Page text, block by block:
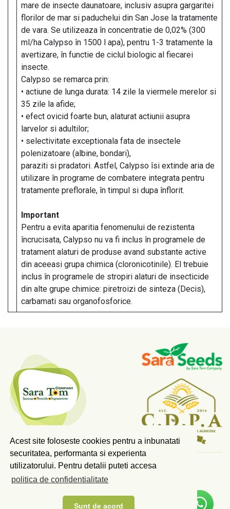
Acest site foloseste cookies pentru a inbunatati
securitatea, performanta si experienta
utilizatorului. Pentru detalii puteti accesa
politica de confidentialitate
Sunt de acord
mare de insecte daunatoare, inclusiv asupra gargaritei
florilor de mar si paduchelui din San Jose la tratamente
de vara. Se utilizeaza în concentratie de 0,02% (300
ml/ha Calypso în 1500 l apa), pentru 1-3 tratamente la
avertizare, în functie de ciclul biologic al fiecarei
insecte.
Calypso se remarca prin:
• actiune de lunga durata: 14 zile la viermele merelor si
35 zile la afide;
• efect ovicid foarte bun, alaturat actiunii asupra
larvelor si adultilor;
• selectivitate exceptionala fata de insectele
polenizatoare (albine, bondari),
paraziti si pradatori. Astfel, Calypso îsi extinde aria de
utilizare în programe de combatere integrata pentru
tratamente preflorale, în timpul si dupa înflorit.
Important
Pentru a evita aparitia fenomenului de rezistenta
încrucisata, Calypso nu va fi inclus în programele de
tratament alaturi de produse avand substante active
din aceeasi grupa chimica (cloronicotinile). El trebuie
inclus în programele de stropiri alaturi de insecticide
din alte grupe chimice: piretroizi de sinteza (Decis),
carbamati sau organofosforice.
COPYRIGHT © 2026 SARA TOM COMPANY SRL.
TOATE DREPTURILE REZERVATE.
PLAN DE MASURI PDRAScrieti-ne pe Whatsapp!